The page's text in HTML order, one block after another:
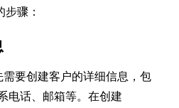
骤：
要创建客户的详细信息，包
电话、邮箱等。在创建